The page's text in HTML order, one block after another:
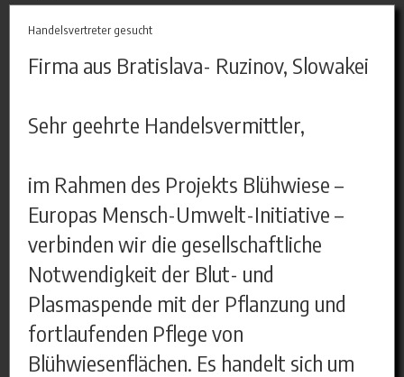
Handelsvertreter gesucht
Firma aus Bratislava- Ruzinov, Slowakei
Sehr geehrte Handelsvermittler,
im Rahmen des Projekts Blühwiese –
Europas Mensch-Umwelt-Initiative –
verbinden wir die gesellschaftliche
Notwendigkeit der Blut- und
Plasmaspende mit der Pflanzung und
fortlaufenden Pflege von
Blühwiesenflächen. Es handelt sich um